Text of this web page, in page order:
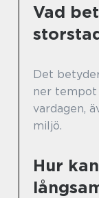
Vad
Det
ner tempot
vardagen,
miljö.
Hur